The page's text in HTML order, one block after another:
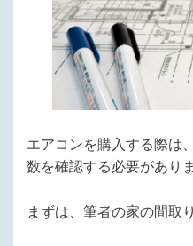
エアコンを購入する際は
数を確認する必要がありま
まずは、筆者の家の間取